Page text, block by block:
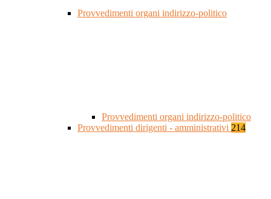
Provvedimenti organi indirizzo-politico
Provvedimenti organi indirizzo-politico
Provvedimenti dirigenti - amministrativi 214